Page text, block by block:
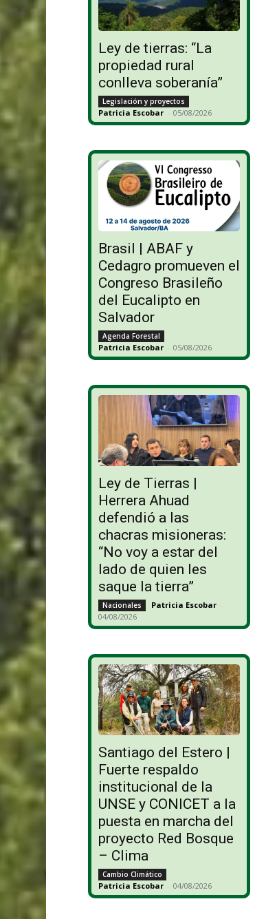
Ley de tierras: “La
propiedad rural
conlleva soberanía”
Legislación y proyectos
Patricia Escobar - 05/08/2026
Brasil | ABAF y
Cedagro promueven el
Congreso Brasileño
del Eucalipto en
Salvador
Agenda Forestal
Patricia Escobar - 05/08/2026
Ley de Tierras |
Herrera Ahuad
defendió a las
chacras misioneras:
“No voy a estar del
lado de quien les
saque la tierra”
Nacionales Patricia Escobar -
04/08/2026
Santiago del Estero |
Fuerte respaldo
institucional de la
UNSE y CONICET a la
puesta en marcha del
proyecto Red Bosque
– Clima
Cambio Climático
Patricia Escobar - 04/08/2026